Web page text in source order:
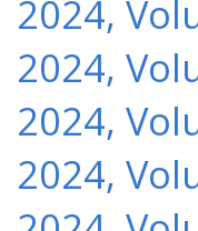
2024,
2024,
2024,
2024,